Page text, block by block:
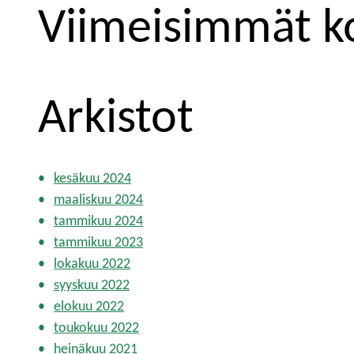
e
n
v
t
u
s
Viimeisimmät
Arkistot
kesäkuu 2024
maaliskuu 2024
tammikuu 2024
tammikuu 2023
lokakuu 2022
syyskuu 2022
elokuu 2022
toukokuu 2022
heinäkuu 2021